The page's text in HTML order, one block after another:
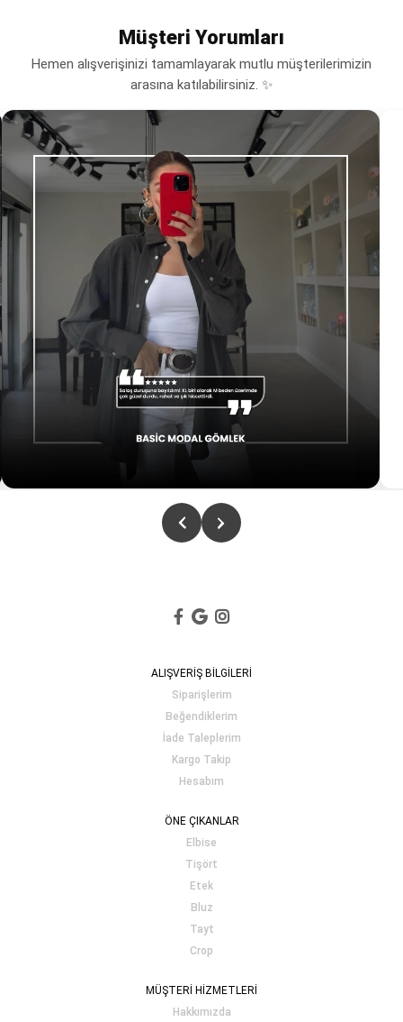
Müşteri Yorumları
Hemen alışverişinizi tamamlayarak mutlu müşterilerimizin
arasına katılabilirsiniz. ✨
ALIŞVERİŞ BİLGİLERİ
Siparişlerim
Beğendiklerim
İade Taleplerim
Kargo Takip
Hesabım
ÖNE ÇIKANLAR
Elbise
Tişört
Etek
Bluz
Tayt
Crop
MÜŞTERİ HİZMETLERİ
Hakkımızda